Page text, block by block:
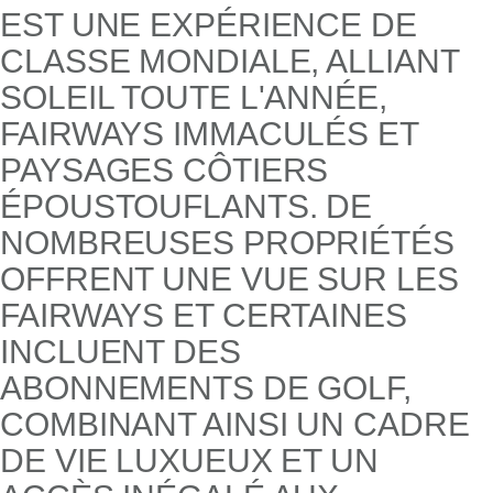
EST UNE EXPÉRIENCE DE
CLASSE MONDIALE, ALLIANT
SOLEIL TOUTE L'ANNÉE,
FAIRWAYS IMMACULÉS ET
PAYSAGES CÔTIERS
ÉPOUSTOUFLANTS. DE
NOMBREUSES PROPRIÉTÉS
OFFRENT UNE VUE SUR LES
FAIRWAYS ET CERTAINES
INCLUENT DES
ABONNEMENTS DE GOLF,
COMBINANT AINSI UN CADRE
DE VIE LUXUEUX ET UN